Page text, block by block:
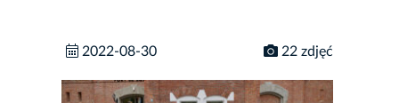
2022-08-30 22 zdjęć